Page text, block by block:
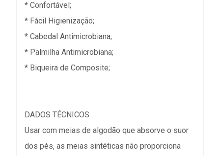
* Confortável;
* Fácil Higienização;
* Cabedal Antimicrobiana;
* Palmilha Antimicrobiana;
* Biqueira de Composite;
DADOS TÉCNICOS
Usar com meias de algodão que absorve o suor
dos pés, as meias sintéticas não proporciona